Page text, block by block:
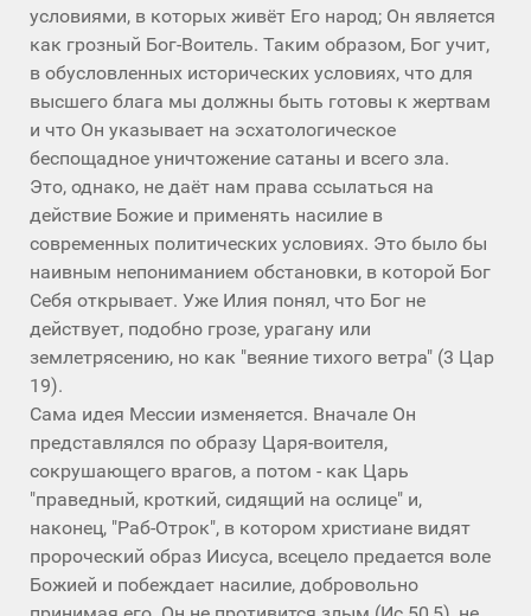
условиями, в которых живёт Его народ; Он является
как грозный Бог-Воитель. Таким образом, Бог учит,
в обусловленных исторических условиях, что для
высшего блага мы должны быть готовы к жертвам
и что Он указывает на эсхатологическое
беспощадное уничтожение сатаны и всего зла.
Это, однако, не даёт нам права ссылаться на
действие Божие и применять насилие в
современных политических условиях. Это было бы
наивным непониманием обстановки, в которой Бог
Себя открывает. Уже Илия понял, что Бог не
действует, подобно грозе, урагану или
землетрясению, но как "веяние тихого ветра" (3 Цар
19).
Сама идея Мессии изменяется. Вначале Он
представлялся по образу Царя-воителя,
сокрушающего врагов, а потом - как Царь
"праведный, кроткий, сидящий на ослице" и,
наконец, "Раб-Отрок", в котором христиане видят
пророческий образ Иисуса, всецело предается воле
Божией и побеждает насилие, добровольно